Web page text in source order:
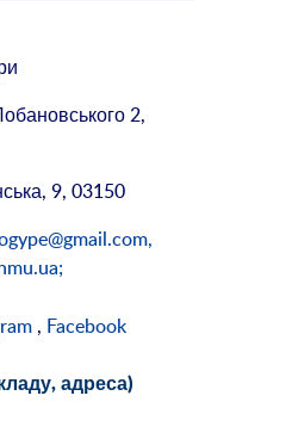
2,
9, 03150
;
, Facebook
адреса)